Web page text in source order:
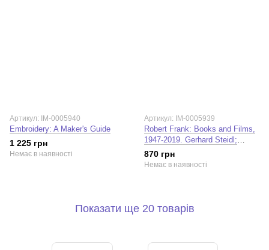
Артикул: IM-0005940
Embroidery: A Maker's Guide
1 225 грн
Немає в наявності
Артикул: IM-0005939
Robert Frank: Books and Films,
1947-2019. Gerhard Steidl;
Robert Enright; Meeka Walsh
870 грн
Немає в наявності
Показати ще 20 товарів